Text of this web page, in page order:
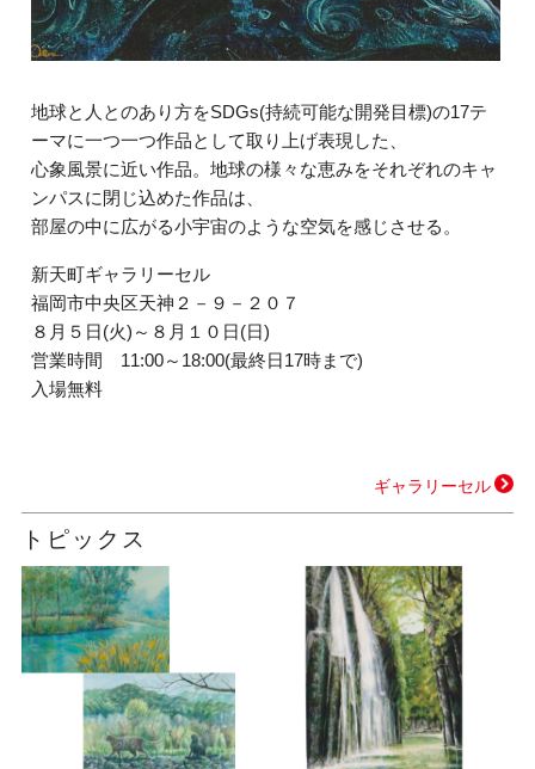
地球と人とのあり方をSDGs(持続可能な開発目標)の17テ
ーマに一つ一つ作品として取り上げ表現した、
心象風景に近い作品。地球の様々な恵みをそれぞれのキャ
ンパスに閉じ込めた作品は、
部屋の中に広がる小宇宙のような空気を感じさせる。
新天町ギャラリーセル
福岡市中央区天神２－９－２０７
８月５日(火)～８月１０日(日)
営業時間 11:00～18:00(最終日17時まで)
入場無料
ギャラリーセル
トピックス